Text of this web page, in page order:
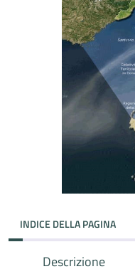
INDICE DELLA PAGINA
Descrizione